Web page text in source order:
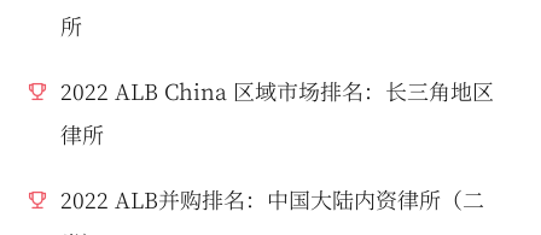
所
2022 ALB China 区域市场排名：长三角地区
律所
2022 ALB并购排名：中国大陆内资律所（二